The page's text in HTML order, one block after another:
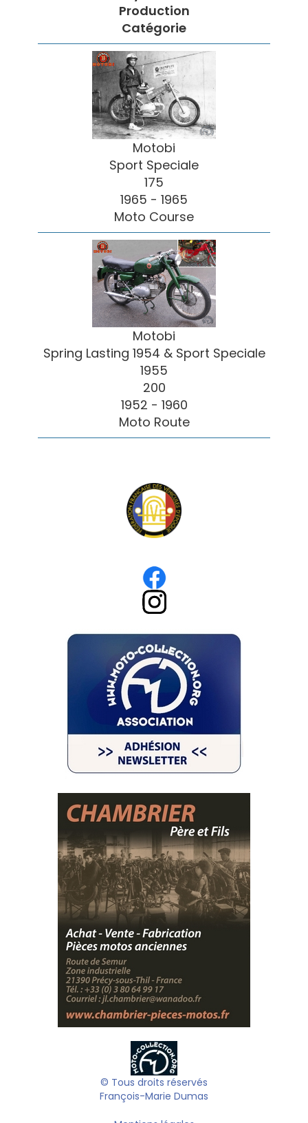
Production
Catégorie
Motobi
Sport Speciale
175
1965 - 1965
Moto Course
Motobi
Spring Lasting 1954 & Sport Speciale
1955
200
1952 - 1960
Moto Route
© Tous droits réservés
François-Marie Dumas